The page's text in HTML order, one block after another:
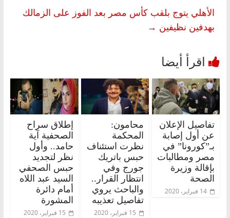
الأهلي يتوج بلقب كأس مصر بعد الفوز على الزمالك
بهدفين نظيفين →
تفاصيل الإعلان
عن أول إصابة
بـ”كورونا” في
مصر ومطالبات
بإقالة وزيرة
الصحة
14 فبراير، 2020
محامون:
المحكمة
نظرت استئناف
حبس باتريك
جورج وفي
انتظار القرار..
والباحث يروي
تفاصيل تعذيبه
15 فبراير، 2020
إطلاق سراح
الصحفية آية
حامد.. وأول
نظر لتجديد
حبس الصحفي
السيد عبد اللاه
أمام دائرة
المشورة
15 فبراير، 2020